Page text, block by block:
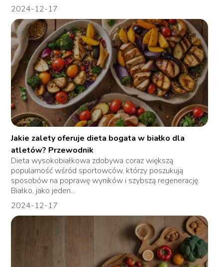
2024-12-17
Jakie zalety oferuje dieta bogata w białko dla
atletów? Przewodnik
Dieta wysokobiałkowa zdobywa coraz większą
popularność wśród sportowców, którzy poszukują
sposobów na poprawę wyników i szybszą regenerację.
Białko, jako jeden...
2024-12-17